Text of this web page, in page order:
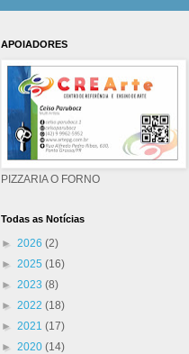
APOIADORES
PIZZARIA O FORNO
Todas as Notícias
► 2026 (2)
► 2025 (16)
► 2023 (8)
► 2022 (18)
► 2021 (17)
► 2020 (14)